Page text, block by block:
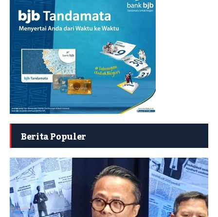
Berita Populer